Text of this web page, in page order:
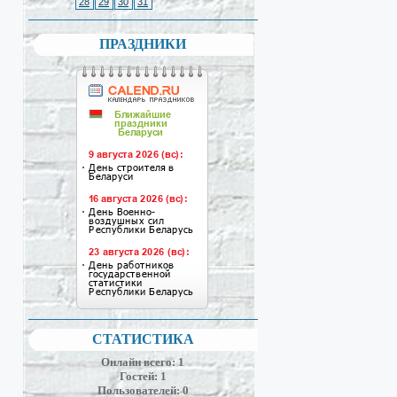
ПРАЗДНИКИ
СТАТИСТИКА
Онлайн всего:1
Гостей: 1
Пользователей:0